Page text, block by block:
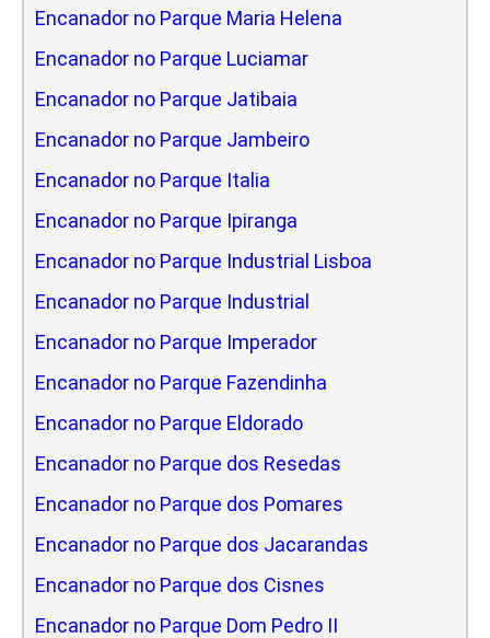
Encanador no Parque Maria Helena
Encanador no Parque Luciamar
Encanador no Parque Jatibaia
Encanador no Parque Jambeiro
Encanador no Parque Italia
Encanador no Parque Ipiranga
Encanador no Parque Industrial Lisboa
Encanador no Parque Industrial
Encanador no Parque Imperador
Encanador no Parque Fazendinha
Encanador no Parque Eldorado
Encanador no Parque dos Resedas
Encanador no Parque dos Pomares
Encanador no Parque dos Jacarandas
Encanador no Parque dos Cisnes
Encanador no Parque Dom Pedro II